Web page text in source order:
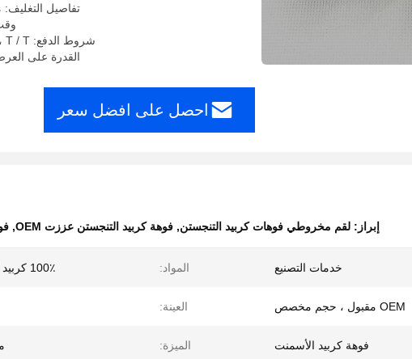
تفاصيل
وقت
شروط الدفع: L / C ، T / T ، ويسترن يونيون
القدرة على العرض: 10000 قطعة
احصل على افضل سعر
إبراز: لقم مخروطي فوهات كربيد التنجستن, فوهة كربيد التنجستن عززت OEM ,
خدمات التصنيع المواد: 100٪ كربيد التنجستن البكر
OEM مقبول ، حجم مخصص العينة:
فوهة كربيد الأسمنت الميزة: